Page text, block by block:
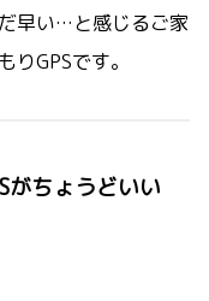
早い…と感じるご家
GPSです。
がちょうどいい